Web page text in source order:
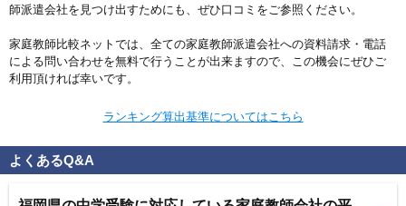
師派遣会社を見つけ出すためにも、ぜひ口コミをご参照ください。
家庭教師比較ネットでは、全ての家庭教師派遣会社への資料請求・電話
による問い合わせを無料で行うことが出来ますので、この機会にぜひご
利用頂ければ幸いです。
ランキング算出基準についてはこちら
よくあるQ&A